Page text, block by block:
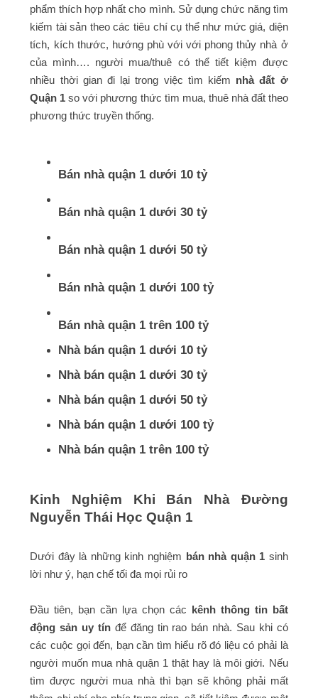
phẩm thích hợp nhất cho mình. Sử dụng chức năng tìm
kiếm tài sản theo các tiêu chí cụ thể như mức giá, diện
tích, kích thước, hướng phù với với phong thủy nhà ở
của mình…. người mua/thuê có thể tiết kiệm được
nhiều thời gian đi lại trong việc tìm kiếm nhà đất ở
Quận 1 so với phương thức tìm mua, thuê nhà đất theo
phương thức truyền thống.
Bán nhà quận 1 dưới 10 tỷ
Bán nhà quận 1 dưới 30 tỷ
Bán nhà quận 1 dưới 50 tỷ
Bán nhà quận 1 dưới 100 tỷ
Bán nhà quận 1 trên 100 tỷ
Nhà bán quận 1 dưới 10 tỷ
Nhà bán quận 1 dưới 30 tỷ
Nhà bán quận 1 dưới 50 tỷ
Nhà bán quận 1 dưới 100 tỷ
Nhà bán quận 1 trên 100 tỷ
Kinh Nghiệm Khi Bán Nhà Đường
Nguyễn Thái Học Quận 1
Dưới đây là những kinh nghiệm bán nhà quận 1 sinh
lời như ý, hạn chế tối đa mọi rủi ro
Đầu tiên, bạn cần lựa chọn các
kênh thông tin bất
động sản uy tínđể đăng tin rao bán nhà. Sau khi có
các cuộc gọi đến, bạn cần tìm hiểu rõ đó liệu có phải là
người muốn mua nhà quận 1 thật hay là môi giới. Nếu
tìm được người mua nhà thì bạn sẽ không phải mất